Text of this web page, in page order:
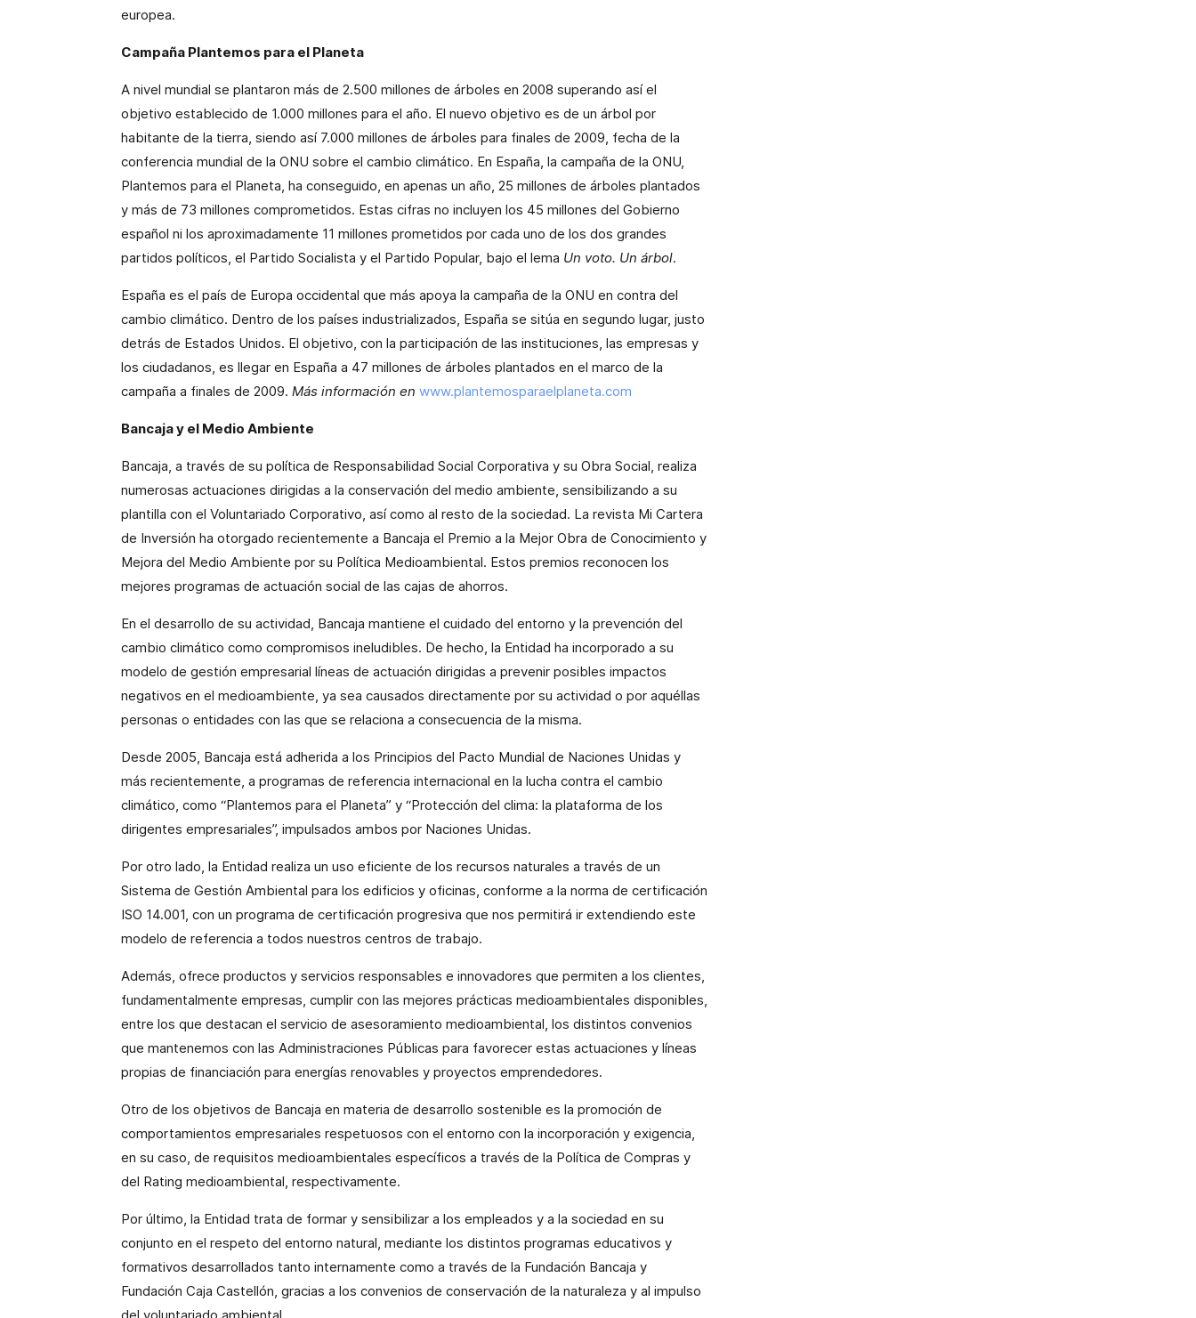
europea.
Campaña Plantemos para el Planeta
A nivel mundial se plantaron más de 2.500 millones de árboles en 2008 superando así el
objetivo establecido de 1.000 millones para el año. El nuevo objetivo es de un árbol por
habitante de la tierra, siendo así 7.000 millones de árboles para finales de 2009, fecha de la
conferencia mundial de la ONU sobre el cambio climático. En España, la campaña de la ONU,
Plantemos para el Planeta, ha conseguido, en apenas un año, 25 millones de árboles plantados
y más de 73 millones comprometidos. Estas cifras no incluyen los 45 millones del Gobierno
español ni los aproximadamente 11 millones prometidos por cada uno de los dos grandes
partidos políticos, el Partido Socialista y el Partido Popular, bajo el lema Un voto. Un árbol.
España es el país de Europa occidental que más apoya la campaña de la ONU en contra del
cambio climático. Dentro de los países industrializados, España se sitúa en segundo lugar, justo
detrás de Estados Unidos. El objetivo, con la participación de las instituciones, las empresas y
los ciudadanos, es llegar en España a 47 millones de árboles plantados en el marco de la
campaña a finales de 2009. Más información en www.plantemosparaelplaneta.com
Bancaja y el Medio Ambiente
Bancaja, a través de su política de Responsabilidad Social Corporativa y su Obra Social, realiza
numerosas actuaciones dirigidas a la conservación del medio ambiente, sensibilizando a su
plantilla con el Voluntariado Corporativo, así como al resto de la sociedad. La revista Mi Cartera
de Inversión ha otorgado recientemente a Bancaja el Premio a la Mejor Obra de Conocimiento y
Mejora del Medio Ambiente por su Política Medioambiental. Estos premios reconocen los
mejores programas de actuación social de las cajas de ahorros.
En el desarrollo de su actividad, Bancaja mantiene el cuidado del entorno y la prevención del
cambio climático como compromisos ineludibles. De hecho, la Entidad ha incorporado a su
modelo de gestión empresarial líneas de actuación dirigidas a prevenir posibles impactos
negativos en el medioambiente, ya sea causados directamente por su actividad o por aquéllas
personas o entidades con las que se relaciona a consecuencia de la misma.
Desde 2005, Bancaja está adherida a los Principios del Pacto Mundial de Naciones Unidas y
más recientemente, a programas de referencia internacional en la lucha contra el cambio
climático, como “Plantemos para el Planeta” y “Protección del clima: la plataforma de los
dirigentes empresariales”, impulsados ambos por Naciones Unidas.
Por otro lado, la Entidad realiza un uso eficiente de los recursos naturales a través de un
Sistema de Gestión Ambiental para los edificios y oficinas, conforme a la norma de certificación
ISO 14.001, con un programa de certificación progresiva que nos permitirá ir extendiendo este
modelo de referencia a todos nuestros centros de trabajo.
Además, ofrece productos y servicios responsables e innovadores que permiten a los clientes,
fundamentalmente empresas, cumplir con las mejores prácticas medioambientales disponibles,
entre los que destacan el servicio de asesoramiento medioambiental, los distintos convenios
que mantenemos con las Administraciones Públicas para favorecer estas actuaciones y líneas
propias de financiación para energías renovables y proyectos emprendedores.
Otro de los objetivos de Bancaja en materia de desarrollo sostenible es la promoción de
comportamientos empresariales respetuosos con el entorno con la incorporación y exigencia,
en su caso, de requisitos medioambientales específicos a través de la Política de Compras y
del Rating medioambiental, respectivamente.
Por último, la Entidad trata de formar y sensibilizar a los empleados y a la sociedad en su
conjunto en el respeto del entorno natural, mediante los distintos programas educativos y
formativos desarrollados tanto internamente como a través de la Fundación Bancaja y
Fundación Caja Castellón, gracias a los convenios de conservación de la naturaleza y al impulso